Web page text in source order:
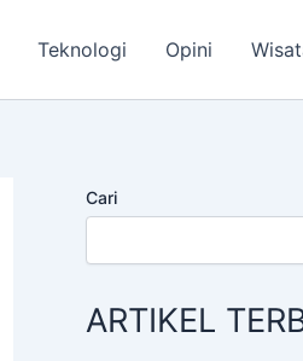
Teknologi Opini
Cari
ARTIKEL